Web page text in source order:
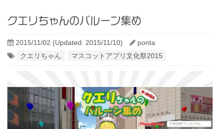
クエリちゃんのバルーン集め
2015/11/02 (Updated: 2015/11/10)
ponta
クエリちゃん
マスコットアプリ文化祭2015